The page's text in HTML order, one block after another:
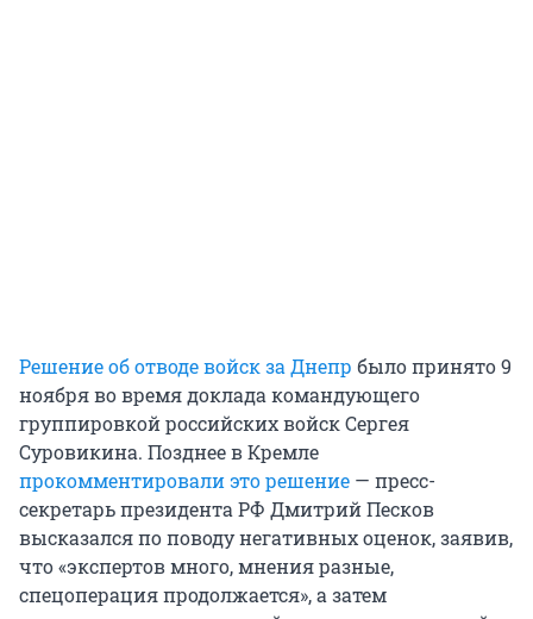
Решение об отводе войск за Днепр было принято 9
ноября во время доклада командующего
группировкой российских войск Сергея
Суровикина. Позднее в Кремле
прокомментировали это решение — пресс-
секретарь президента РФ Дмитрий Песков
высказался по поводу негативных оценок, заявив,
что «экспертов много, мнения разные,
спецоперация продолжается», а затем